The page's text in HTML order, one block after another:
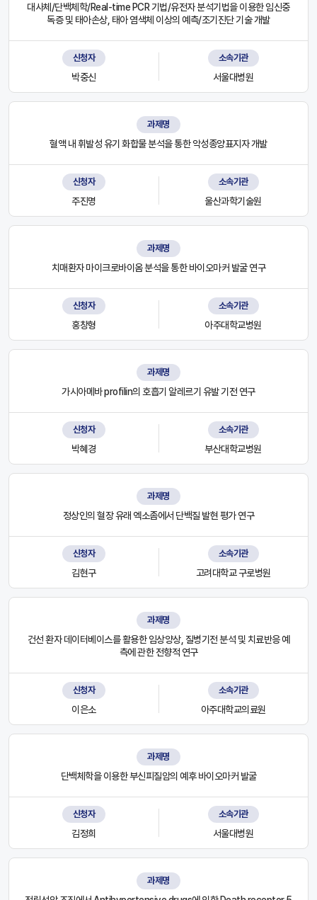
대사체/단백체학/Real-time PCR 기법/유전자 분석기법을 이용한 임신중
독증 및 태아손상, 태아 염색체 이상의 예측/조기진단 기술 개발
신청자
박중신
소속기관
서울대병원
과제명
혈액 내 휘발성 유기 화합물 분석을 통한 악성종양표지자 개발
신청자
주진명
소속기관
울산과학기술원
과제명
치매환자 마이크로바이옴 분석을 통한 바이오마커 발굴 연구
신청자
홍창형
소속기관
아주대학교병원
과제명
가시아메바 profilin의 호흡기 알레르기 유발 기전 연구
신청자
박혜경
소속기관
부산대학교병원
과제명
정상인의 혈장 유래 엑소좀에서 단백질 발현 평가 연구
신청자
김현구
소속기관
고려대학교 구로병원
과제명
건선 환자 데이터베이스를 활용한 임상양상, 질병기전 분석 및 치료반응 예
측에 관한 전향적 연구
신청자
이은소
소속기관
아주대학교의료원
과제명
단백체학을 이용한 부신피질암의 예후 바이오마커 발굴
신청자
김정희
소속기관
서울대병원
과제명